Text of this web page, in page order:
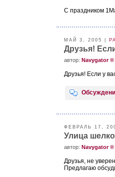
С праздником
МАЙ 3, 2005 |
Друзья!
aвтор: Navygator ®
Друзья! Если у
ФЕВРАЛЬ 17,
Улица
aвтор: Navygator ®
Друзья, не
Предлагаю